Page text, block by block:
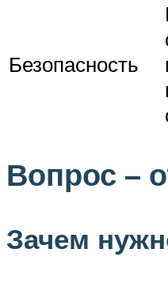
Безопасность
Вопрос –
Зачем